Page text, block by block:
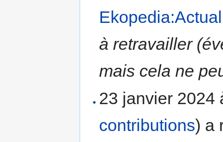
à retravailler
mais cela ne
23 janvier 2024
contributions) a